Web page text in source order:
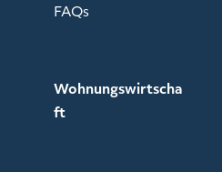
FAQs
Wohnungswirtscha
ft